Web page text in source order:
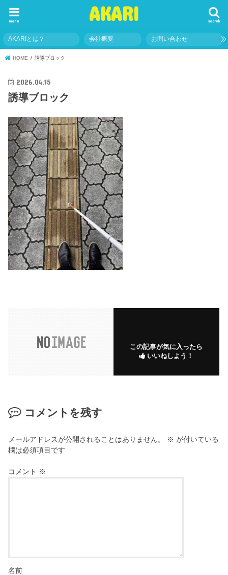
AKARI search
menu
AKARIとは？ 会社概要 お問い合わせ
HOME 誘導ブロック
2026.04.15
誘導ブロック
この記事が気に入ったら
いいねしよう！
コメントを残す
メールアドレスが公開されることはありません。 ※ が付いている
欄は必須項目です
コメント ※
名前